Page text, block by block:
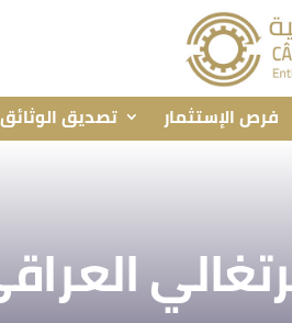
فرص الإستثمار تصديق الوثائق